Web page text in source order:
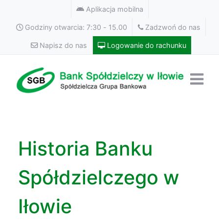
Aplikacja mobilna
Godziny otwarcia: 7:30 - 15.00 Zadzwoń do nas
Napisz do nas Logowanie do rachunku
Historia Banku
Spółdzielczego w
Iłowie